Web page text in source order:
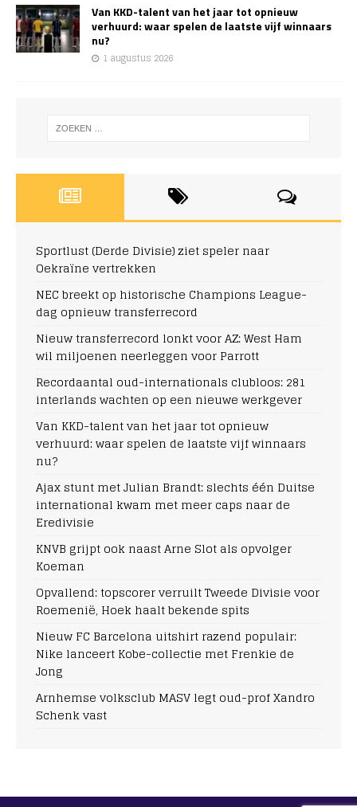
Van KKD-talent van het jaar tot opnieuw
verhuurd: waar spelen de laatste vijf winnaars
nu?
1 augustus 2026
Sportlust (Derde Divisie) ziet speler naar
Oekraïne vertrekken
NEC breekt op historische Champions League-
dag opnieuw transferrecord
Nieuw transferrecord lonkt voor AZ: West Ham
wil miljoenen neerleggen voor Parrott
Recordaantal oud-internationals clubloos: 281
interlands wachten op een nieuwe werkgever
Van KKD-talent van het jaar tot opnieuw
verhuurd: waar spelen de laatste vijf winnaars
nu?
Ajax stunt met Julian Brandt: slechts één Duitse
international kwam met meer caps naar de
Eredivisie
KNVB grijpt ook naast Arne Slot als opvolger
Koeman
Opvallend: topscorer verruilt Tweede Divisie voor
Roemenië, Hoek haalt bekende spits
Nieuw FC Barcelona uitshirt razend populair:
Nike lanceert Kobe-collectie met Frenkie de
Jong
Arnhemse volksclub MASV legt oud-prof Xandro
Schenk vast